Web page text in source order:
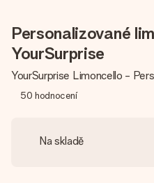
Personalizované
YourSurprise
YourSurprise Limoncello -
50 hodnocení
Na skladě